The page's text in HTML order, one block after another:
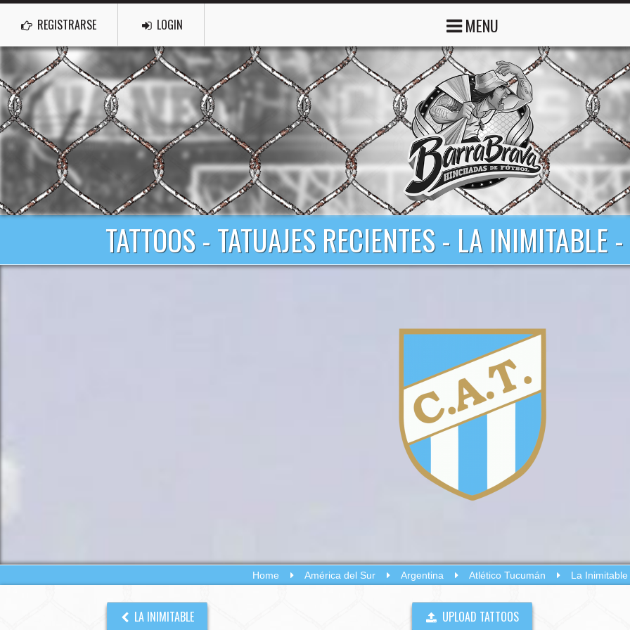
REGISTRARSE LOGIN MENU
TATTOOS - TATUAJES RECIENTES - LA INIMITABLE
Home América del Sur Argentina Atlético Tucumán La Inimitable
LA INIMITABLE UPLOAD TATTOOS